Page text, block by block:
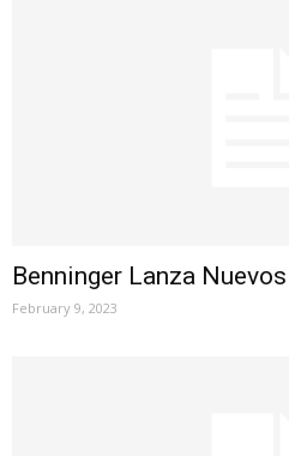
Benninger Lanza
February 9, 2023